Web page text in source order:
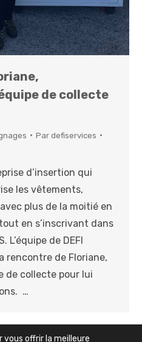
de collecte
Par defiservices
d’insertion qui
les vêtements,
plus de la moitié en
en s’inscrivant dans
L’équipe de DEFI
rencontre de Floriane,
de collecte pour lui
…
vous offrir la meilleure